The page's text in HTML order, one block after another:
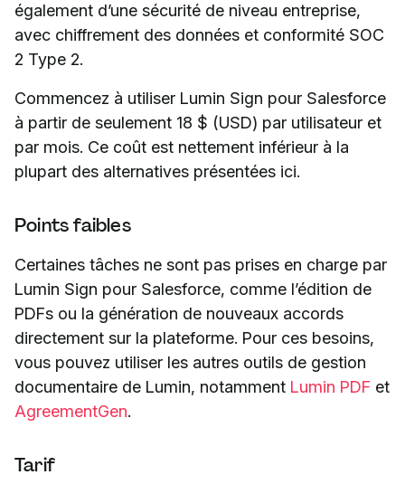
également d’une sécurité de niveau entreprise,
avec chiffrement des données et conformité SOC
2 Type 2.
Commencez à utiliser Lumin Sign pour Salesforce
à partir de seulement 18 $ (USD) par utilisateur et
par mois. Ce coût est nettement inférieur à la
plupart des alternatives présentées ici.
Points faibles
Certaines tâches ne sont pas prises en charge par
Lumin Sign pour Salesforce, comme l’édition de
PDFs ou la génération de nouveaux accords
directement sur la plateforme. Pour ces besoins,
vous pouvez utiliser les autres outils de gestion
documentaire de Lumin, notamment Lumin PDF et
AgreementGen.
Tarif